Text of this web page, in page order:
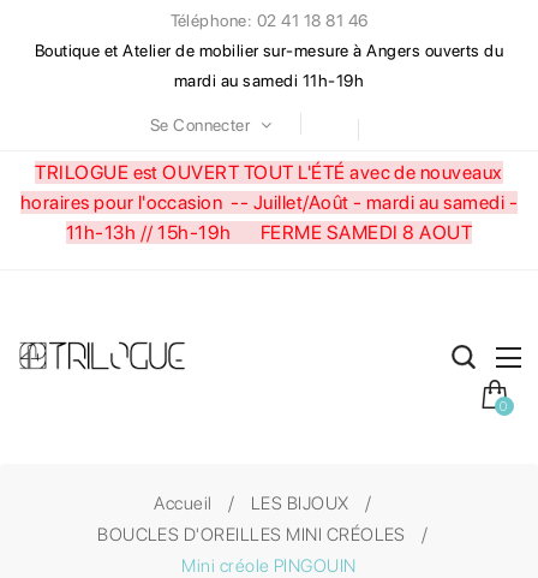
Téléphone: 02 41 18 81 46
Boutique et Atelier de mobilier sur-mesure à Angers ouverts du
mardi au samedi 11h-19h
Se Connecter
TRILOGUE est OUVERT TOUT L'ÉTÉ avec de nouveaux
horaires pour l'occasion -- Juillet/Août - mardi au samedi -
11h-13h // 15h-19h FERME SAMEDI 8 AOUT
0
Accueil
LES BIJOUX
BOUCLES D'OREILLES MINI CRÉOLES
Mini créole PINGOUIN